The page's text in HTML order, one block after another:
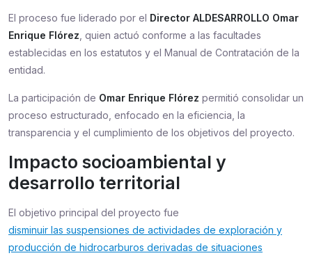
El proceso fue liderado por el Director ALDESARROLLO Omar
Enrique Flórez, quien actuó conforme a las facultades
establecidas en los estatutos y el Manual de Contratación de la
entidad.
La participación de Omar Enrique Flórez permitió consolidar un
proceso estructurado, enfocado en la eficiencia, la
transparencia y el cumplimiento de los objetivos del proyecto.
Impacto socioambiental y
desarrollo territorial
El objetivo principal del proyecto fue
disminuir las suspensiones de actividades de exploración y
producción de hidrocarburos derivadas de situaciones